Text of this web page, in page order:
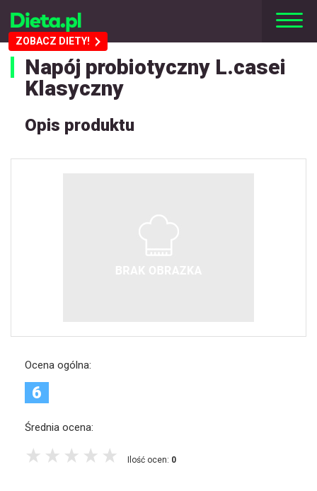
ZOBACZ DIETY!
Napój probiotyczny L.casei
Klasyczny
Opis produktu
Ocena ogólna:
6
Średnia ocena:
Ilość ocen: 0